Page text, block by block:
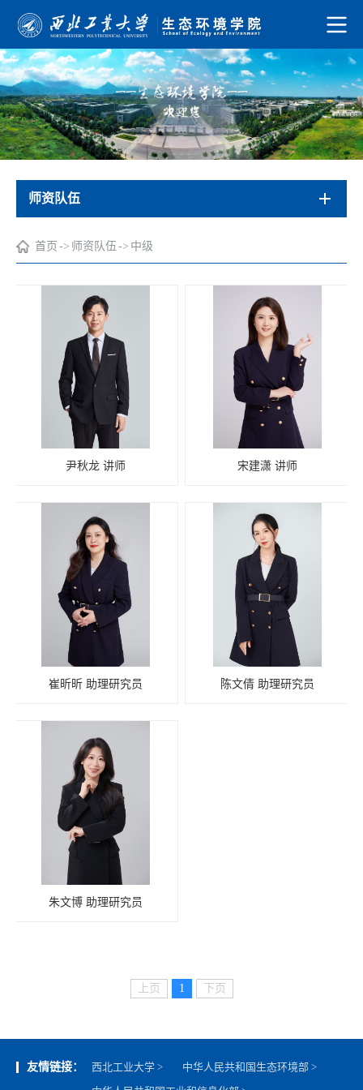
师资队伍
首页 -> 师资队伍 -> 中级
尹秋龙 讲师 宋建潇 讲师
崔昕昕 助理研究员 陈文倩 助理研究员
朱文博 助理研究员
上页 1 下页
友情链接： 西北工业大学 >
中华人民共和国生态环境部 >